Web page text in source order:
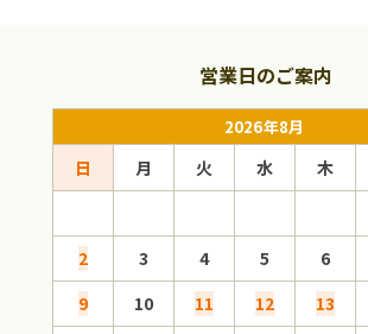
営業日のご案内
2026年8月
日 月 火 水 木
2
3 4 5 6
9
10 11 12 13